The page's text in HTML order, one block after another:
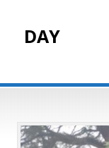
DAY